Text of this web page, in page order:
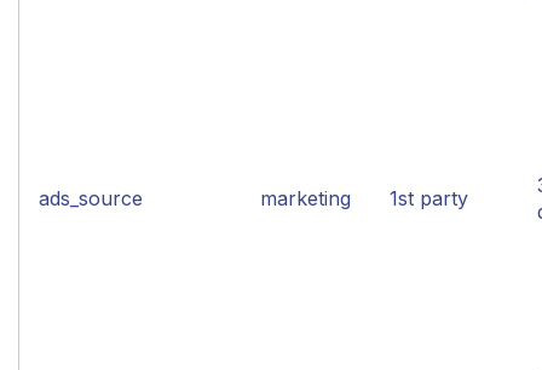
ads_source marketing 1st party